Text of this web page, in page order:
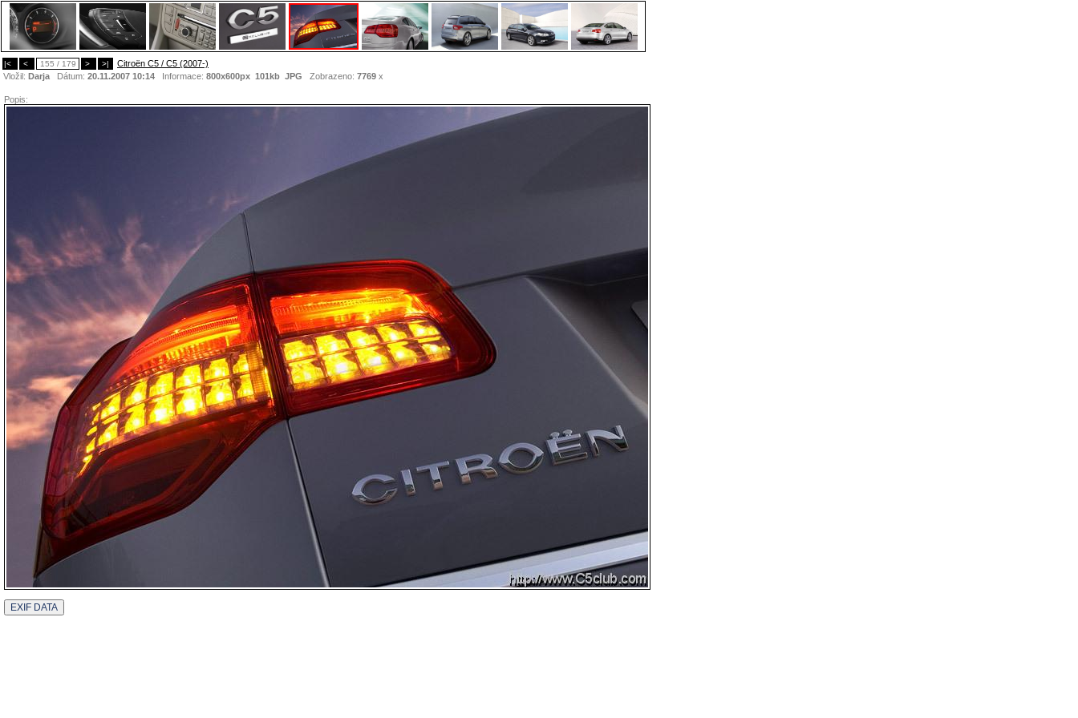
|< < 155 / 179 > >|
Citroën C5 / C5 (2007-)
Vložil: Darja Dátum: 20.11.2007 10:14 Informace: 800x600px 101kb JPG Zobrazeno: 7769 x
Popis: